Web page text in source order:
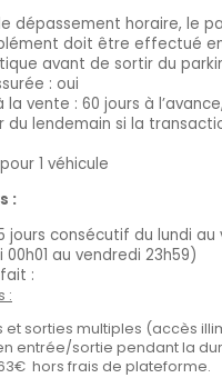
dépassement horaire, le
doit être effectué
avant de sortir du
: oui
la vente : 60 jours à
du lendemain si la
1 véhicule
:
jours consécutif du lundi au
00h01 au vendredi 23h59)
:
:
et sorties multiples (accès
entrée/sortie pendant la
hors frais de plateforme.